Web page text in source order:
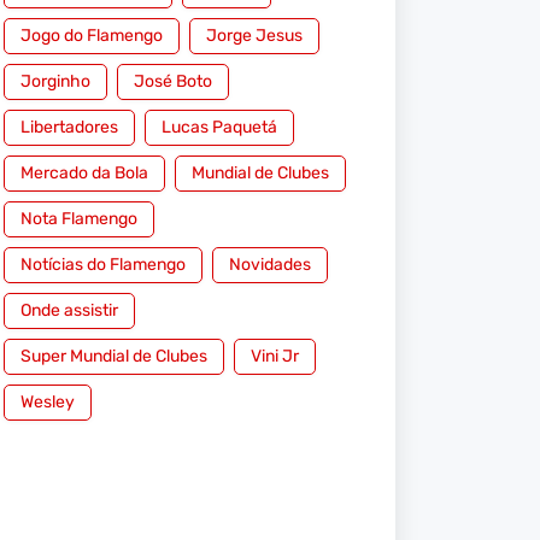
Jogo do Flamengo Jorge Jesus
Jorginho José Boto
Libertadores Lucas Paquetá
Mercado da Bola Mundial de Clubes
Nota Flamengo
Notícias do Flamengo Novidades
Onde assistir
Super Mundial de Clubes Vini Jr
Wesley